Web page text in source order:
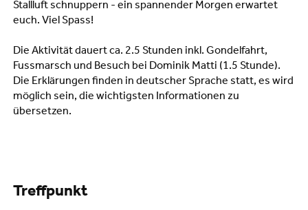
Stallluft schnuppern - ein spannender Morgen erwartet
euch. Viel Spass!
Die Aktivität dauert ca. 2.5 Stunden inkl. Gondelfahrt,
Fussmarsch und Besuch bei Dominik Matti (1.5 Stunde).
Die Erklärungen finden in deutscher Sprache statt, es wird
möglich sein, die wichtigsten Informationen zu
übersetzen.
Treffpunkt